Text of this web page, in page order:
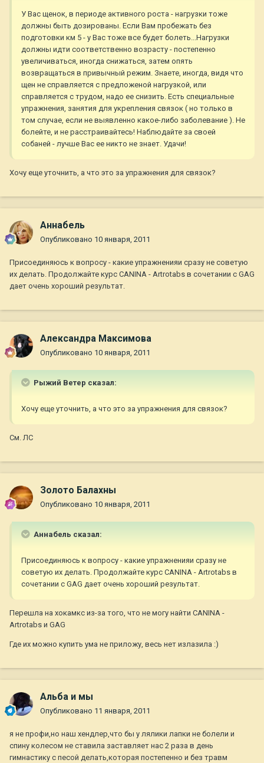
У Вас щенок, в периоде активного роста - нагрузки тоже
должны быть дозированы. Если Вам пробежать без
подготовки км 5 - у Вас тоже все будет болеть...Нагрузки
должны идти соответственно возрасту - постепенно
увеличиваться, иногда снижаться, затем опять
возвращаться в привычный режим. Знаете, иногда, видя что
щен не справляется с предложеной нагрузкой, или
справляется с трудом, надо ее снизить. Есть специальные
упражнения, занятия для укрепления связок ( но только в
том случае, если не выявленно какое-либо заболевание ). Не
болейте, и не расстраивайтесь! Наблюдайте за своей
собаней - лучше Вас ее никто не знает. Удачи!
Хочу еще уточнить, а что это за упражнения для связок?
Aннaбель
Опубликовано 10 января, 2011
Присоединяюсь к вопросу - какие упражненияи сразу не советую
их делать. Продолжайте курс CANINA - Artrotabs в сочетании с GAG
дает очень хороший результат.
Александра Максимова
Опубликовано 10 января, 2011
Рыжий Ветер сказал:
Хочу еще уточнить, а что это за упражнения для связок?
См. ЛС
Золото Балахны
Опубликовано 10 января, 2011
Aннaбель сказал:
Присоединяюсь к вопросу - какие упражненияи сразу не
советую их делать. Продолжайте курс CANINA - Artrotabs в
сочетании с GAG дает очень хороший результат.
Перешла на хокамкс из-за того, что не могу найти CANINA -
Artrotabs и GAG
Где их можно купить ума не приложу, весь нет излазила :)
Альба и мы
Опубликовано 11 января, 2011
я не профи,но наш хендлер,что бы у лялики лапки не болели и
спину колесом не ставила заставляет нас 2 раза в день
гимнастику с песой делать,которая постепенно и без травм